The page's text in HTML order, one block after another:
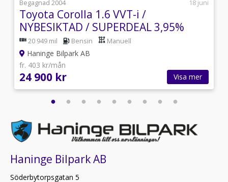
Begagnad 2004
18 juni
Toyota Corolla 1.6 VVT-i /
NYBESIKTAD / SUPERDEAL 3,95%
/KAMKEDJA
20 949 mil Bensin Manuell
Haninge Bilpark AB
fr. 403 kr/mån
24 900 kr Visa mer
Haninge Bilpark AB
Söderbytorpsgatan 5